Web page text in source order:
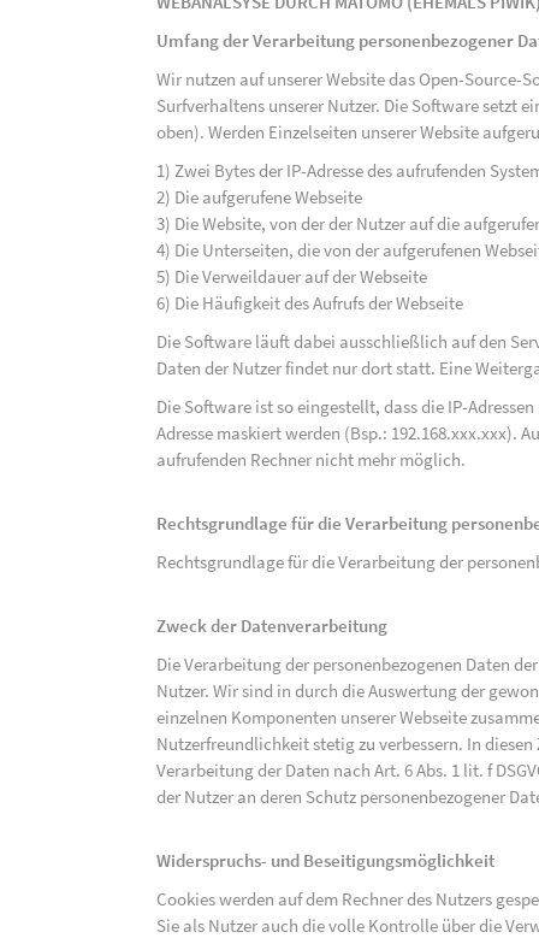
Umfang der Verarbeitung personenbezogener
Wir nutzen auf unserer Website das Open-Source-
Surfverhaltens unserer Nutzer. Die Software setzt
oben). Werden Einzelseiten unserer Website
1) Zwei Bytes der IP-Adresse des aufrufenden
2) Die aufgerufene Webseite
3) Die Website, von der der Nutzer auf die
4) Die Unterseiten, die von der aufgerufenen
5) Die Verweildauer auf der Webseite
6) Die Häufigkeit des Aufrufs der Webseite
Die Software läuft dabei ausschließlich auf den
Daten der Nutzer findet nur dort statt. Eine
Die Software ist so eingestellt, dass die IP-
Adresse maskiert werden (Bsp.: 192.168.xxx.xxx).
aufrufenden Rechner nicht mehr möglich.
Rechtsgrundlage für die Verarbeitung
Rechtsgrundlage für die Verarbeitung der
Zweck der Datenverarbeitung
Die Verarbeitung der personenbezogenen Daten
Nutzer. Wir sind in durch die Auswertung der
einzelnen Komponenten unserer Webseite
Nutzerfreundlichkeit stetig zu verbessern. In
Verarbeitung der Daten nach Art. 6 Abs. 1 lit. f
der Nutzer an deren Schutz personenbezogener
Widerspruchs- und Beseitigungsmöglichkeit
Cookies werden auf dem Rechner des Nutzers
Sie als Nutzer auch die volle Kontrolle über die